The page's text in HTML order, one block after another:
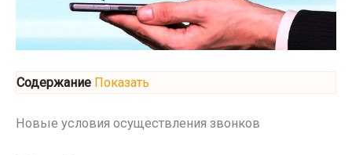
Содержание Показать
Новые условия осуществления звонков